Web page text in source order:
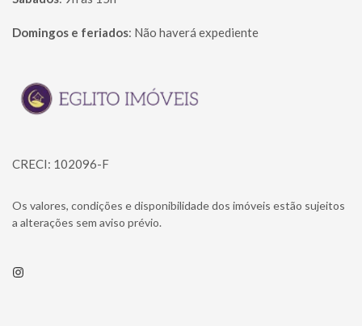
Domingos e feriados: Não haverá expediente
Página inicial
CRECI: 102096-F
Os valores, condições e disponibilidade dos imóveis estão sujeitos
a alterações sem aviso prévio.
Instagram